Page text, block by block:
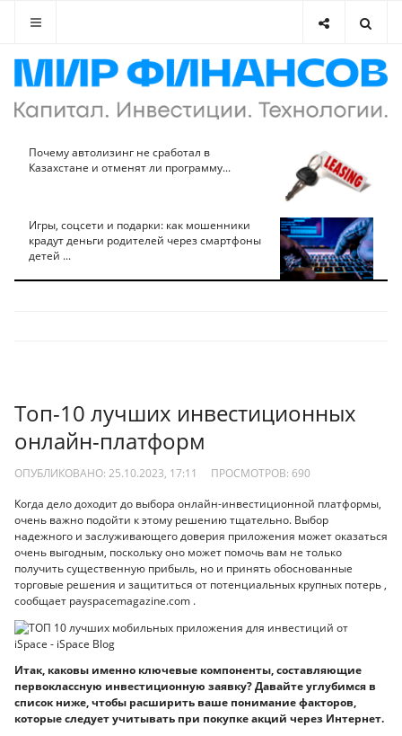
Почему автолизинг не сработал в
Казахстане и отменят ли программу...
Игры, соцсети и подарки: как мошенники
крадут деньги родителей через смартфоны
детей ...
Топ-10 лучших инвестиционных
онлайн-платформ
ОПУБЛИКОВАНО: 25.10.2023, 17:11 ПРОСМОТРОВ: 690
Когда дело доходит до выбора онлайн-инвестиционной платформы,
очень важно подойти к этому решению тщательно. Выбор
надежного и заслуживающего доверия приложения может оказаться
очень выгодным, поскольку оно может помочь вам не только
получить существенную прибыль, но и принять обоснованные
торговые решения и защититься от потенциальных крупных потерь ,
сообщает payspacemagazine.com .
Итак, каковы именно ключевые компоненты, составляющие
первоклассную инвестиционную заявку? Давайте углубимся в
список ниже, чтобы расширить ваше понимание факторов,
которые следует учитывать при покупке акций через Интернет.